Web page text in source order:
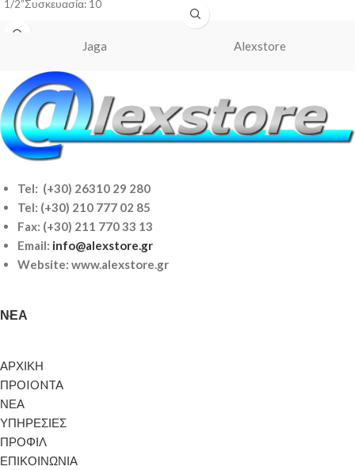
1/2”Συσκευασία: 10
Jaga Alexstore
Tel: (+30) 26310 29 280
Tel: (+30) 210 777 02 85
Fax: (+30) 211 770 33 13
Email: info@alexstore.gr
Website: www.alexstore.gr
ΝΈΑ
ΑΡΧΙΚΗ
ΠΡΟIONTA
ΝΕΑ
ΥΠΗΡΕΣΙΕΣ
ΠΡΟΦΙΛ
ΕΠΙΚΟΙΝΩΝΙΑ